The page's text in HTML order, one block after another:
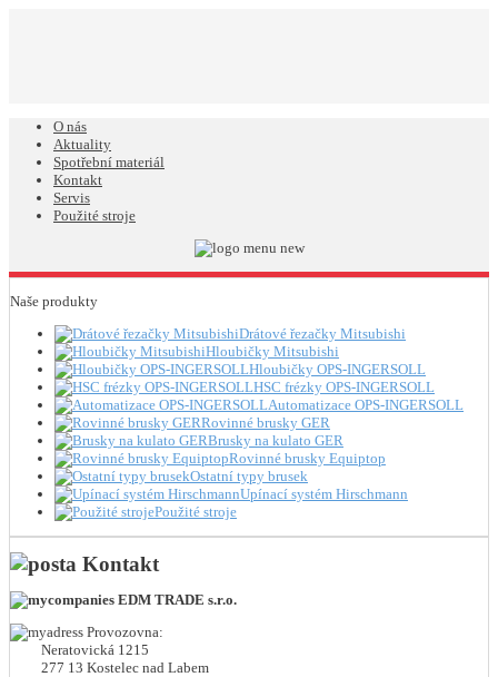
O nás
Aktuality
Spotřební materiál
Kontakt
Servis
Použité stroje
Naše produkty
Drátové řezačky Mitsubishi
Hloubičky Mitsubishi
Hloubičky OPS-INGERSOLL
HSC frézky OPS-INGERSOLL
Automatizace OPS-INGERSOLL
Rovinné brusky GER
Brusky na kulato GER
Rovinné brusky Equiptop
Ostatní typy brusek
Upínací systém Hirschmann
Použité stroje
Kontakt
EDM TRADE s.r.o.
Provozovna:
Neratovická 1215
277 13 Kostelec nad Labem